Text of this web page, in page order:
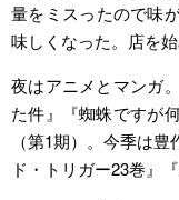
量をミスったので味
味しくなった。店を
夜はアニメとマンガ
た件』『蜘蛛ですが
（第1期）。今季は
ド・トリガー23巻』